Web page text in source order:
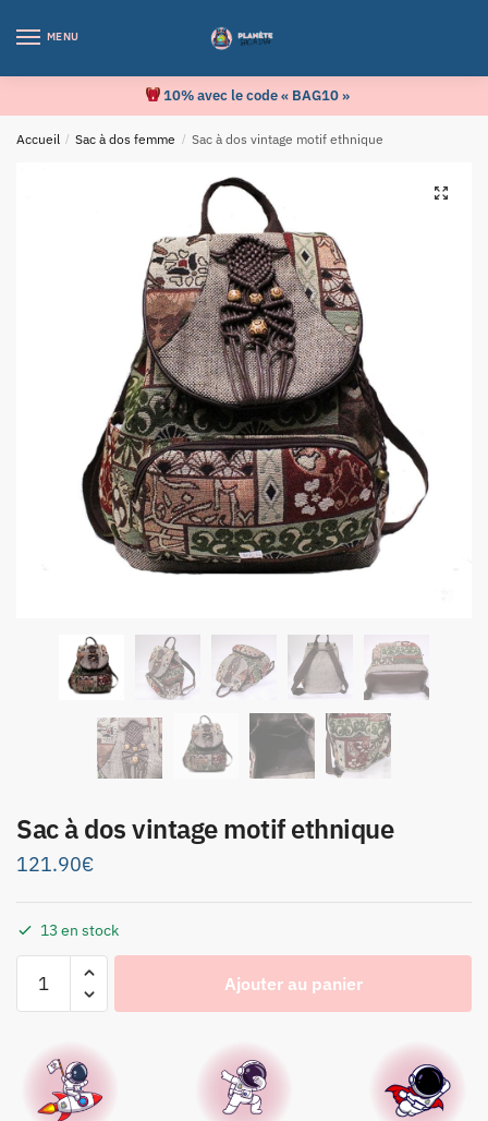
MENU
10% avec le code « BAG10 »
Accueil / Sac à dos femme / Sac à dos vintage motif ethnique
Sac à dos vintage motif ethnique
121.90€
13 en stock
Ajouter au panier